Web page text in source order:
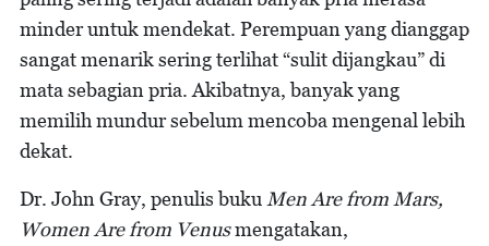
minder untuk mendekat. Perempuan yang dianggap
sangat menarik sering terlihat “sulit dijangkau” di
mata sebagian pria. Akibatnya, banyak yang
memilih mundur sebelum mencoba mengenal lebih
dekat.
Dr. John Gray, penulis buku Men Are from Mars,
Women Are from Venusmengatakan,